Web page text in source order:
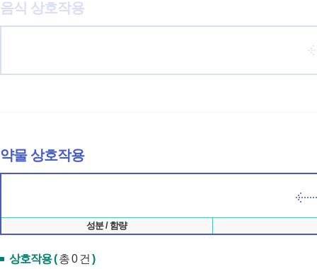
음식 상호작용
약물 상호작용
성분 / 함량
상호작용 (총 0 건 )